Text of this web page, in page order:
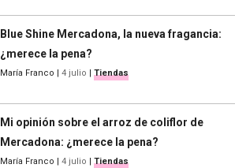
Blue Shine Mercadona, la nueva fragancia:
¿merece la pena?
María Franco | 4 julio | Tiendas
Mi opinión sobre el arroz de coliflor de
Mercadona: ¿merece la pena?
María Franco | 4 julio | Tiendas